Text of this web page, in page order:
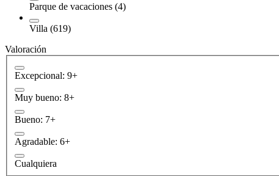
Parque de vacaciones (4)
Villa (619)
Valoración
Excepcional: 9+
Muy bueno: 8+
Bueno: 7+
Agradable: 6+
Cualquiera